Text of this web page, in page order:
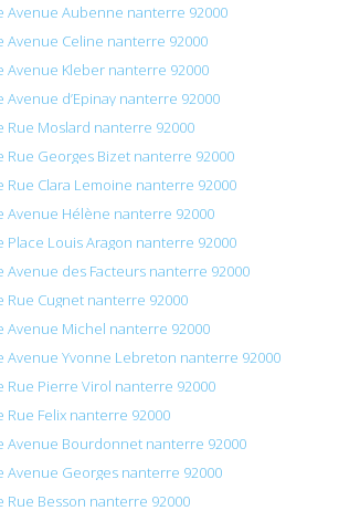
Avenue Aubenne nanterre 92000
Avenue Celine nanterre 92000
Avenue Kleber nanterre 92000
d’Epinay nanterre 92000
Rue Moslard nanterre 92000
Rue Georges Bizet nanterre 92000
Rue Clara Lemoine nanterre 92000
Avenue Hélène nanterre 92000
Place Louis Aragon nanterre 92000
Avenue des Facteurs nanterre 92000
Rue Cugnet nanterre 92000
Avenue Michel nanterre 92000
Avenue Yvonne Lebreton nanterre 92000
Rue Pierre Virol nanterre 92000
Felix nanterre 92000
Avenue Bourdonnet nanterre 92000
Avenue Georges nanterre 92000
Rue Besson nanterre 92000